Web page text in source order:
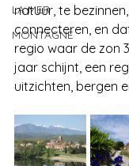
LA MER
MONTAGNE
natuur, te
connecteren, en
regio waar de zon
jaar schijnt, een
uitzichten, bergen